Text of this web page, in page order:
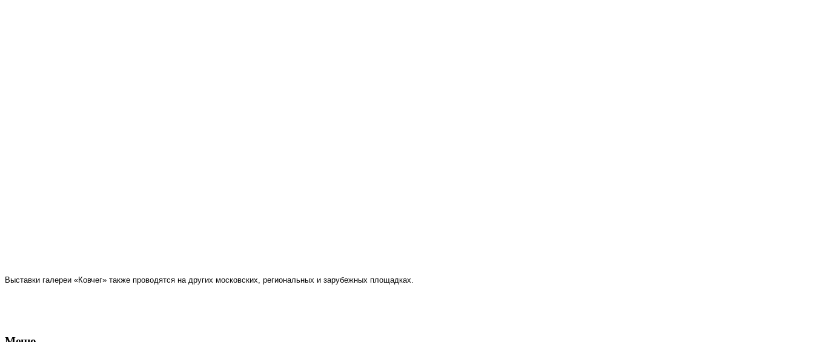
Выставки галереи «Ковчег» также проводятся на других московских, региональных и зарубежных площадках.